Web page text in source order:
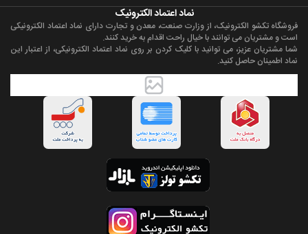
نماد اعتماد الکترونیک
فروشگاه تکشو الکترونیک، از وزارت صنعت، معدن و تجارت دارای نماد اعتماد الکترونیکی
است و مشتریان می توانند با خیال راحت اقدام به خرید کنند.
شما مشتریان عزیز، می توانید با کلیک کردن بر روی نماد اعتماد الکترونیکی، از اعتبار این
نماد اطمینان حاصل کنید.